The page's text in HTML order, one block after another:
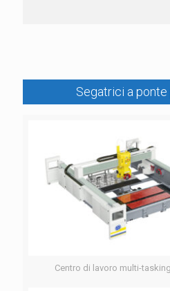
Segatrici a
Centro di lavoro multi-